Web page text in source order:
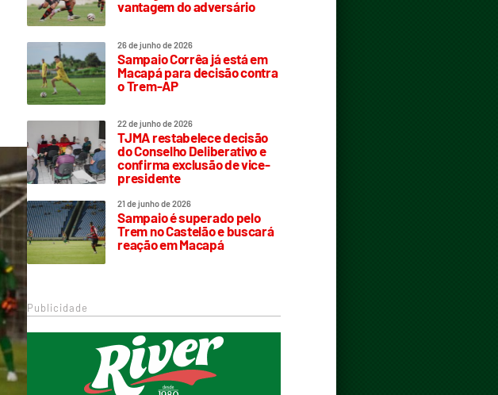
vantagem do adversário
26 de junho de 2026
Sampaio Corrêa já está em
Macapá para decisão contra
o Trem-AP
22 de junho de 2026
TJMA restabelece decisão
do Conselho Deliberativo e
confirma exclusão de vice-
presidente
21 de junho de 2026
Sampaio é superado pelo
Trem no Castelão e buscará
reação em Macapá
Publicidade